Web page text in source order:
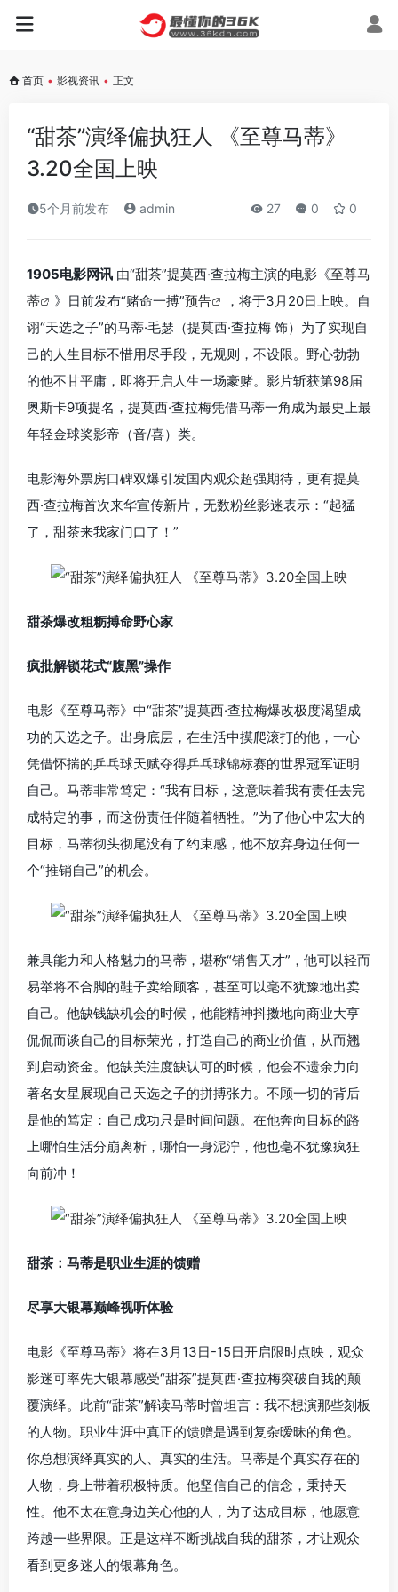
首页 • 影视资讯 • 正文
“甜茶”演绎偏执狂人 《至尊马蒂》
3.20全国上映
5个月前发布 admin 27 0 0
1905电影网讯 由“甜茶”提莫西·查拉梅主演的电影《至尊马
蒂
》日前发布“赌命一搏”预告
，将于3月20日上映。自
诩“天选之子”的马蒂·毛瑟（提莫西·查拉梅 饰）为了实现自
己的人生目标不惜用尽手段，无规则，不设限。野心勃勃
的他不甘平庸，即将开启人生一场豪赌。影片斩获第98届
奥斯卡9项提名，提莫西·查拉梅凭借马蒂一角成为最史上最
年轻金球奖影帝（音/喜）类。
电影海外票房口碑双爆引发国内观众超强期待，更有提莫
西·查拉梅首次来华宣传新片，无数粉丝影迷表示：“起猛
了，甜茶来我家门口了！”
甜茶爆改粗粝搏命野心家
疯批解锁花式“腹黑”操作
电影《至尊马蒂》中“甜茶”提莫西·查拉梅爆改极度渴望成
功的天选之子。出身底层，在生活中摸爬滚打的他，一心
凭借怀揣的乒乓球天赋夺得乒乓球锦标赛的世界冠军证明
自己。马蒂非常笃定：“我有目标，这意味着我有责任去完
成特定的事，而这份责任伴随着牺牲。”为了他心中宏大的
目标，马蒂彻头彻尾没有了约束感，他不放弃身边任何一
个“推销自己”的机会。
兼具能力和人格魅力的马蒂，堪称“销售天才”，他可以轻而
易举将不合脚的鞋子卖给顾客，甚至可以毫不犹豫地出卖
自己。他缺钱缺机会的时候，他能精神抖擞地向商业大亨
侃侃而谈自己的目标荣光，打造自己的商业价值，从而翘
到启动资金。他缺关注度缺认可的时候，他会不遗余力向
著名女星展现自己天选之子的拼搏张力。不顾一切的背后
是他的笃定：自己成功只是时间问题。在他奔向目标的路
上哪怕生活分崩离析，哪怕一身泥泞，他也毫不犹豫疯狂
向前冲！
甜茶：马蒂是职业生涯的馈赠
尽享大银幕巅峰视听体验
电影《至尊马蒂》将在3月13日-15日开启限时点映，观众
影迷可率先大银幕感受“甜茶”提莫西·查拉梅突破自我的颠
覆演绎。此前“甜茶”解读马蒂时曾坦言：我不想演那些刻板
的人物。职业生涯中真正的馈赠是遇到复杂暧昧的角色。
你总想演绎真实的人、真实的生活。马蒂是个真实存在的
人物，身上带着积极特质。他坚信自己的信念，秉持天
性。他不太在意身边关心他的人，为了达成目标，他愿意
跨越一些界限。正是这样不断挑战自我的甜茶，才让观众
看到更多迷人的银幕角色。